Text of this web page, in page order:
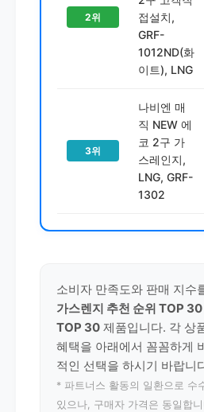
2위
접설치,
GRF-
1012ND(화
이트), LNG
3위
나비엔 매
직 NEW 에
코 2구 가
스레인지,
LNG, GRF-
1302
소비자 만족도와 판매 지수
가스렌지 추천 순위 TOP
TOP 30 제품입니다. 각 상
혜택을 아래에서 꼼꼼하게
적인 선택을 하시기 바랍니
* 파트너스 활동의 일환으로 수
있으나, 구매자 가격은 동일합